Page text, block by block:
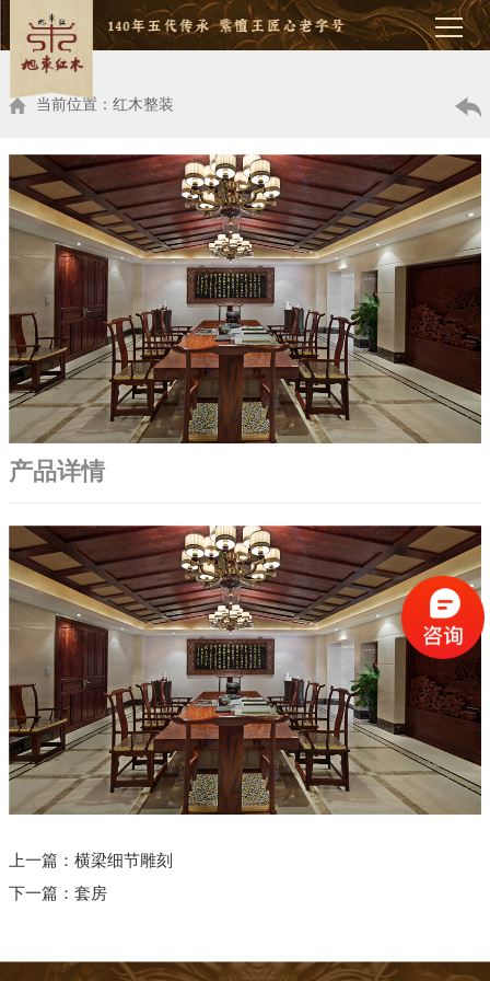
当前位置：红木整装
产品详情
上一篇： 横梁细节雕刻
下一篇： 套房